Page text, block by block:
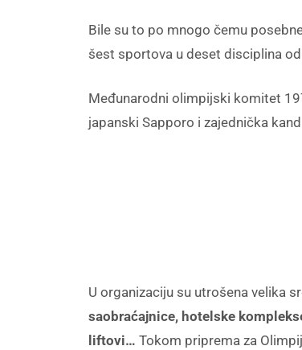
Bile su to po mnogo čemu
šest sportova u deset disciplina
Međunarodni olimpijski komitet
japanski Sapporo i zajednička
U organizaciju su utrošena velika
saobraćajnice, hotelske
liftovi… Tokom priprema za